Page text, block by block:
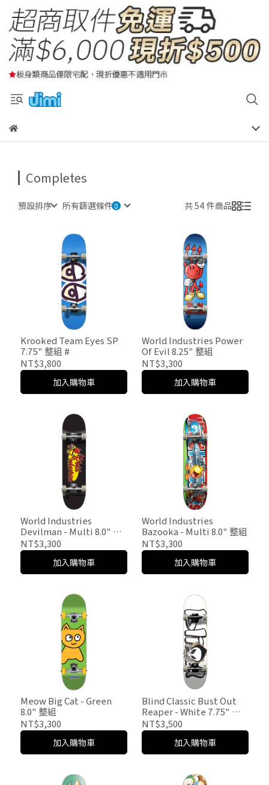
Completes
預設排序 所有篩選條件 共 54 件商品
Krooked Team Eyes SP
7.75" 整組 #
NT$3,800
加入購物車
World Industries Power
Of Evil 8.25" 整組
NT$3,300
加入購物車
World Industries
Devilman - Multi 8.0" 整
組
NT$3,300
加入購物車
World Industries
Bazooka - Multi 8.0" 整組
NT$3,300
加入購物車
Meow Big Cat - Green
8.0" 整組
NT$3,300
加入購物車
Blind Classic Bust Out
Reaper - White 7.75" 整
組
NT$3,500
加入購物車